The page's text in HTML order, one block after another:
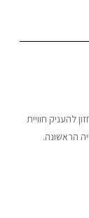
חזון להעניק חוויית
הראשונה.